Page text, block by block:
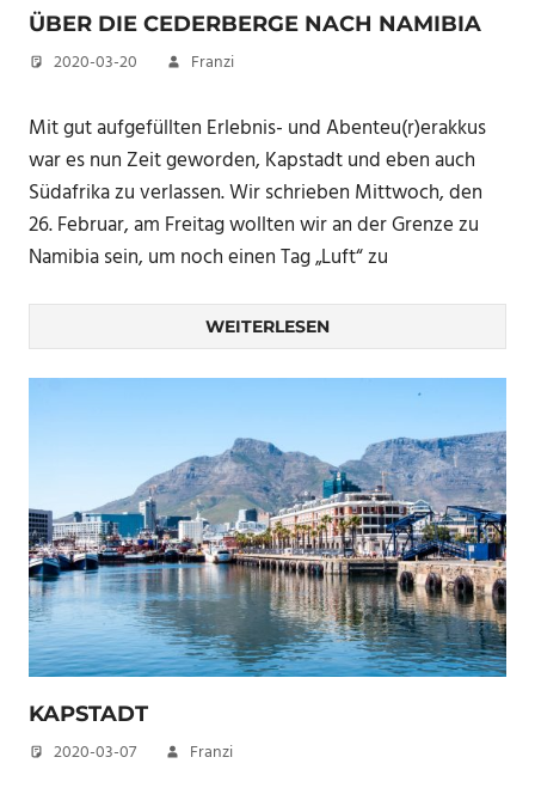
ÜBER DIE CEDERBERGE NACH NAMIBIA
2020-03-20 Franzi
Mit gut aufgefüllten Erlebnis- und Abenteu(r)erakkus
war es nun Zeit geworden, Kapstadt und eben auch
Südafrika zu verlassen. Wir schrieben Mittwoch, den
26. Februar, am Freitag wollten wir an der Grenze zu
Namibia sein, um noch einen Tag „Luft“ zu
WEITERLESEN
KAPSTADT
2020-03-07 Franzi